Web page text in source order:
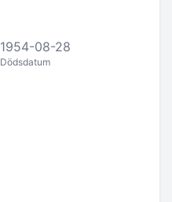
1954-08-28
Dödsdatum